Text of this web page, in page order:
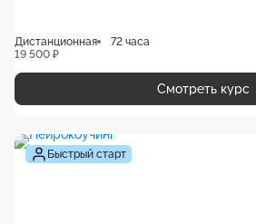
Дистанционная
72 часа
19 500 ₽
Смотреть курс
Быстрый старт